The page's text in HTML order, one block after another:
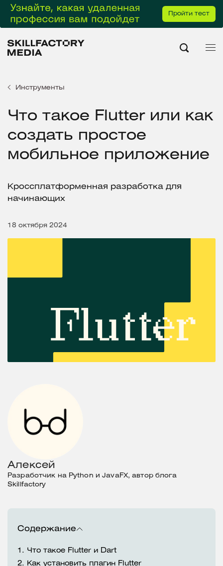
Пройти тест
Инструменты
Что такое Flutter или как
создать простое
мобильное приложение
Кроссплатформенная разработка для
начинающих
18 октября 2024
Содержание
1. Что такое Flutter и Dart
2.
Как установить плагин Flutter
Алексей
Разработчик на Python и JavaFX, автор блога
Skillfactory